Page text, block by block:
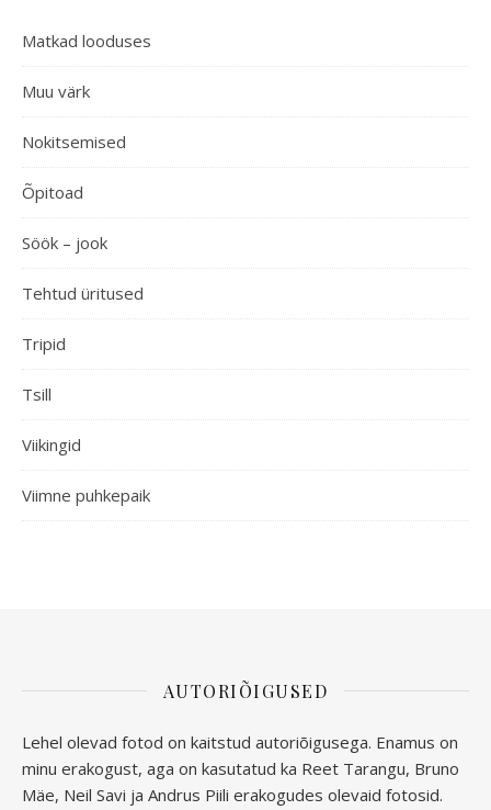
Matkad looduses
Muu värk
Nokitsemised
Õpitoad
Söök – jook
Tehtud üritused
Tripid
Tsill
Viikingid
Viimne puhkepaik
AUTORIÕIGUSED
Lehel olevad fotod on kaitstud autoriõigusega. Enamus on
minu erakogust, aga on kasutatud ka Reet Tarangu, Bruno
Mäe, Neil Savi ja Andrus Piili erakogudes olevaid fotosid.